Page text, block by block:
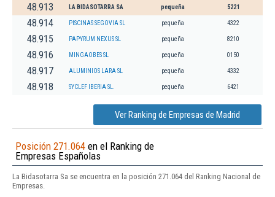
48.913 LA BIDASOTARRA SA pequeña 5221
48.914 PISCINAS SEGOVIA SL pequeña 4322
48.915 PAPYRUM NEXUS SL pequeña 8210
48.916 MINGAOBES SL pequeña 0150
48.917 ALUMINIOS LARA SL pequeña 4332
48.918 SYCLEF IBERIA SL. pequeña 6421
Ver Ranking de Empresas de Madrid
Posición 271.064 en el Ranking de
Empresas Españolas
La Bidasotarra Sa se encuentra en la posición 271.064 del Ranking Nacional de
Empresas.